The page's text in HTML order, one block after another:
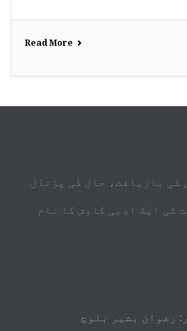
Read More
کی بازیافت، حال کی پڑتال
کی ایک ادبی کاوش کا نام
رضوان بشیر بلوچ